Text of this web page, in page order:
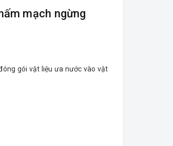
mạch ngừng
gói vật liệu ưa nước vào vật